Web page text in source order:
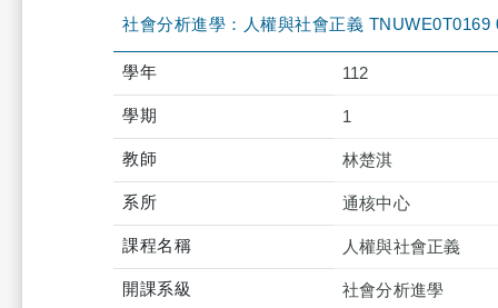
社會分析進學：人權與社會正義 TNUWE0T0169
學年 112
學期 1
教師 林楚淇
系所 通核中心
課程名稱 人權與社會正義
開課系級 社會分析進學